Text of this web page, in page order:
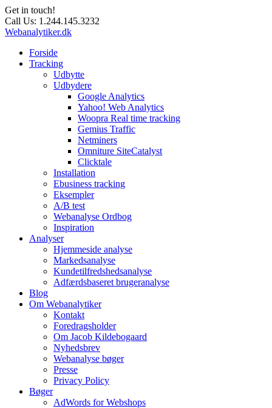
Get in touch!
Call Us: 1.244.145.3232
Webanalytiker.dk
Forside
Tracking
Udbytte
Udbydere
Google Analytics
Yahoo! Web Analytics
Woopra Real time tracking
Gemius Traffic
Netminers
Omniture SiteCatalyst
Clicktale
Installation
Ebusiness tracking
Eksempler
A/B test
Webanalyse Ordbog
Inspiration
Analyser
Hjemmeside analyse
Markedsanalyse
Kundetilfredshedsanalyse
Adfærdsbaseret brugeranalyse
Blog
Om Webanalytiker
Kontakt
Foredragsholder
Om Jacob Kildebogaard
Nyhedsbrev
Webanalyse bøger
Presse
Privacy Policy
Bøger
AdWords for Webshops